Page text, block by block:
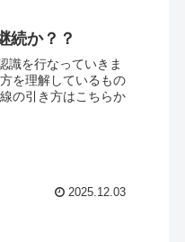
続か？？
識を行なっていきま
を理解しているもの
の引き方はこちらか
2025.12.03